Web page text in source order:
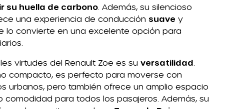
su huella de carbono . Además, su silencioso
una experiencia de conducción suave y
lo convierte en una excelente opción para
virtudes del Renault Zoe es su versatilidad
compacto, es perfecto para moverse con
urbanos, pero también ofrece un amplio espacio
comodidad para todos los pasajeros. Además, su